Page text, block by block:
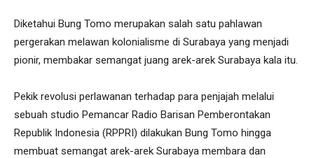
Diketahui Bung Tomo merupakan salah satu pahlawan
pergerakan melawan kolonialisme di Surabaya yang menjadi
pionir, membakar semangat juang arek-arek Surabaya kala itu.
Pekik revolusi perlawanan terhadap para penjajah melalui
sebuah studio Pemancar Radio Barisan Pemberontakan
Republik Indonesia (RPPRI) dilakukan Bung Tomo hingga
membuat semangat arek-arek Surabaya membara dan